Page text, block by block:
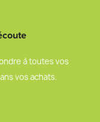
à toutes vos
vos achats.